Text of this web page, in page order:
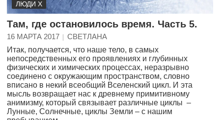
ЛЮДИ Х
Там, где остановилось время. Часть 5.
16 МАРТА 2017
СВЕТЛАНА
Итак, получается, что наше тело, в самых
непосредственных его проявлениях и глубинных
физических и химических процессах, неразрывно
соединено с окружающим пространством, словно
вписано в некий всеобщий Вселенский цикл. И эта
мысль возвращает нас к древнему примитивному
анимизму, который связывает различные циклы –
Лунные, Солнечные, циклы Земли – с нашим